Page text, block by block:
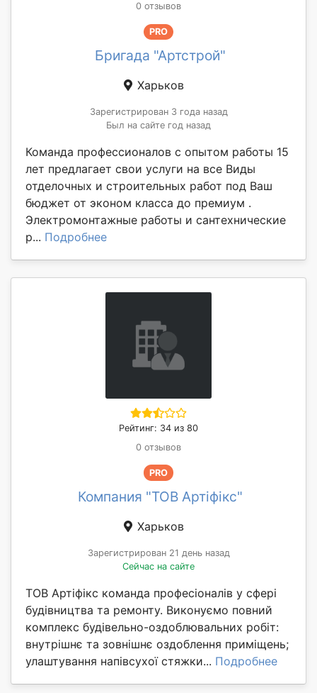
0 отзывов
PRO
Бригада "Артстрой"
Харьков
Зарегистрирован 3 года назад
Был на сайте год назад
Команда профессионалов с опытом работы 15
лет предлагает свои услуги на все Виды
отделочных и строительных работ под Ваш
бюджет от эконом класса до премиум .
Электромонтажные работы и сантехнические
р... Подробнее
Рейтинг: 34 из 80
0 отзывов
PRO
Компания "ТОВ Артіфікс"
Харьков
Зарегистрирован 21 день назад
Сейчас на сайте
ТОВ Артіфікс команда професіоналів у сфері
будівництва та ремонту. Виконуємо повний
комплекс будівельно-оздоблювальних робіт:
внутрішнє та зовнішнє оздоблення приміщень;
улаштування напівсухої стяжки... Подробнее